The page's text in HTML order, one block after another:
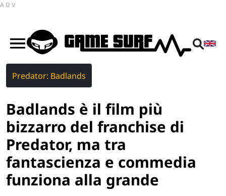
ADV
Predator: Badlands
Badlands è il film più
bizzarro del franchise di
Predator, ma tra
fantascienza e commedia
funziona alla grande